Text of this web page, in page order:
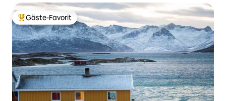
Beliebter Gäste-Favorit.
Gäste-Favorit